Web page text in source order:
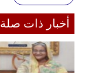
أخبار ذات صلة